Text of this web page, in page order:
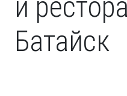
и
Батайск